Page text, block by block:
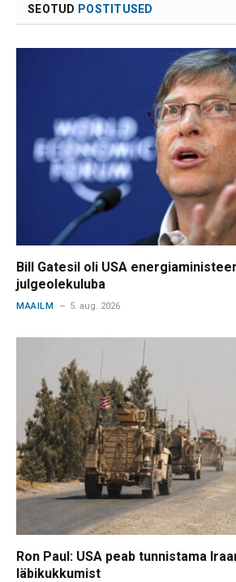
SEOTUD POSTITUSED
Bill Gatesil oli USA
julgeolekuluba
MAAILM 5. aug. 2026
Ron Paul: USA peab tunnistama
läbikukkumist